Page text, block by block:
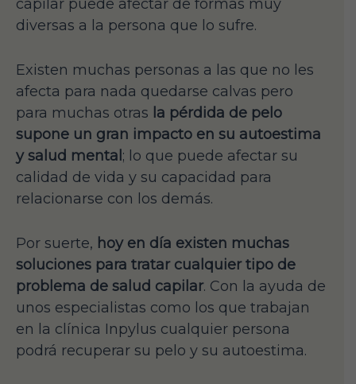
capilar puede afectar de formas muy
diversas a la persona que lo sufre.
Existen muchas personas a las que no les
afecta para nada quedarse calvas pero
para muchas otras la pérdida de pelo
supone un gran impacto en su autoestima
y salud mental ; lo que puede afectar su
calidad de vida y su capacidad para
relacionarse con los demás.
Por suerte, hoy en día existen muchas
soluciones para tratar cualquier tipo de
problema de salud capilar. Con la ayuda de
unos especialistas como los que trabajan
en la clínica Inpylus cualquier persona
podrá recuperar su pelo y su autoestima.